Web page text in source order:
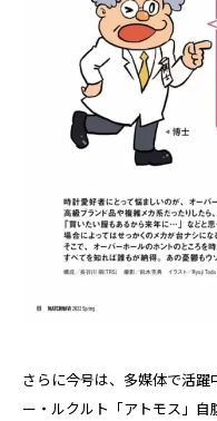
さらに今号は、多媒体で活
ー・ルクルト「アトモス」